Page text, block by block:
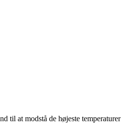
til at modstå de højeste